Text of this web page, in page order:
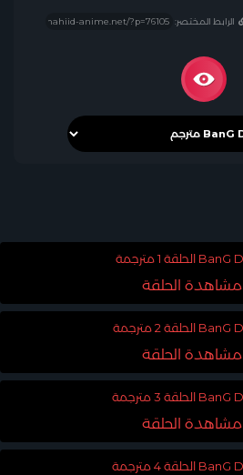
الرابط المختصر:
مشاهدة الحلقة
مشاهدة الحلقة
مشاهدة الحلقة